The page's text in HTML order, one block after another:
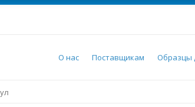
О нас Поставщикам Образцы